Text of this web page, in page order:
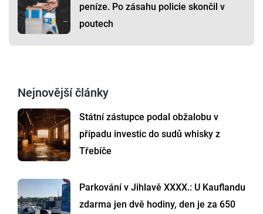
peníze. Po zásahu policie skončil v
poutech
Nejnovější články
Státní zástupce podal obžalobu v
případu investic do sudů whisky z
Třebíče
Parkování v Jihlavě XXXX.: U Kauflandu
zdarma jen dvě hodiny, den je za 650